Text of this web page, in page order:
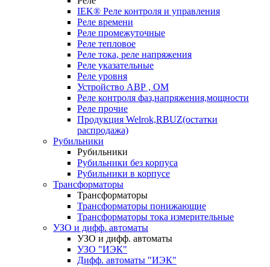
IEK® Реле контроля и управления
Реле времени
Реле промежуточные
Реле тепловое
Реле тока, реле напряжения
Реле указательные
Реле уровня
Устройство АВР , ОМ
Реле контроля фаз,напряжения,мощности
Реле прочие
Продукция Welrok,RBUZ(остатки
распродажа)
Рубильники
Рубильники
Рубильники без корпуса
Рубильники в корпусе
Трансформаторы
Трансформаторы
Трансформаторы понижающие
Трансформаторы тока измерительные
УЗО и дифф. автоматы
УЗО и дифф. автоматы
УЗО "ИЭК"
Дифф. автоматы "ИЭК"